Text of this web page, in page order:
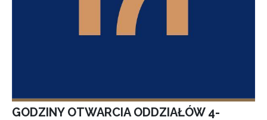
GODZINY OTWARCIA ODDZIAŁÓW 4-